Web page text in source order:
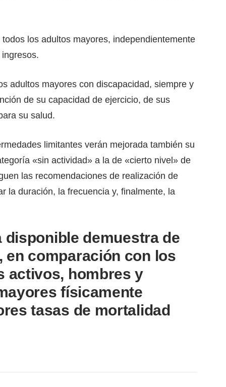
los adultos mayores, independientemente
adultos mayores con discapacidad, siempre y
de su capacidad de ejercicio, de sus
su salud.
limitantes verán mejorada también su
«sin actividad» a la de «cierto nivel» de
las recomendaciones de realización de
la duración, la frecuencia y, finalmente, la
disponible demuestra de
en comparación con los
activos, hombres y
físicamente
tasas de mortalidad